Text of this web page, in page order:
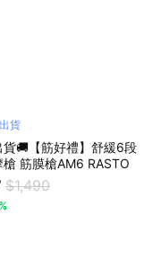
貨
貨🚚【筋好禮】舒緩6段
槍 筋膜槍AM6 RASTO
$1,490